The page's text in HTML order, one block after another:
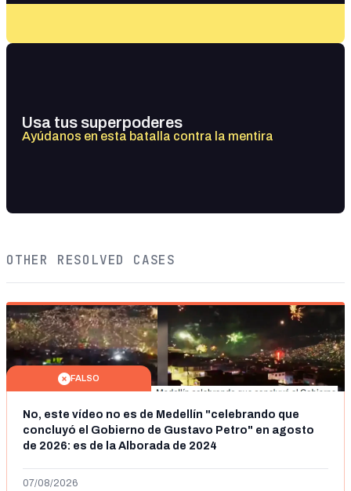
Usa tus superpoderes
Ayúdanos en esta batalla contra la mentira
OTHER RESOLVED CASES
FALSO
No, este vídeo no es de Medellín "celebrando que
concluyó el Gobierno de Gustavo Petro" en agosto
de 2026: es de la Alborada de 2024
07/08/2026